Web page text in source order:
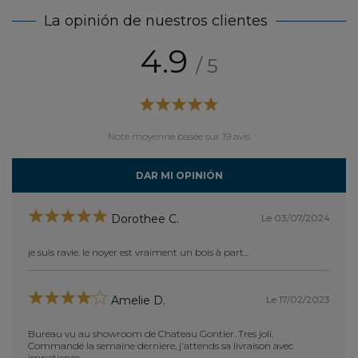
La opinión de nuestros clientes
4.9 / 5
Note moyenne basée sur 19 avis
DAR MI OPINIÓN
Dorothee C. Le 03/07/2024
je suis ravie. le noyer est vraiment un bois à part...
Amelie D. Le 17/02/2023
Bureau vu au showroom de Chateau Gontier. Tres joli.
Commandé la semaine derniere, j'attends sa livraison avec